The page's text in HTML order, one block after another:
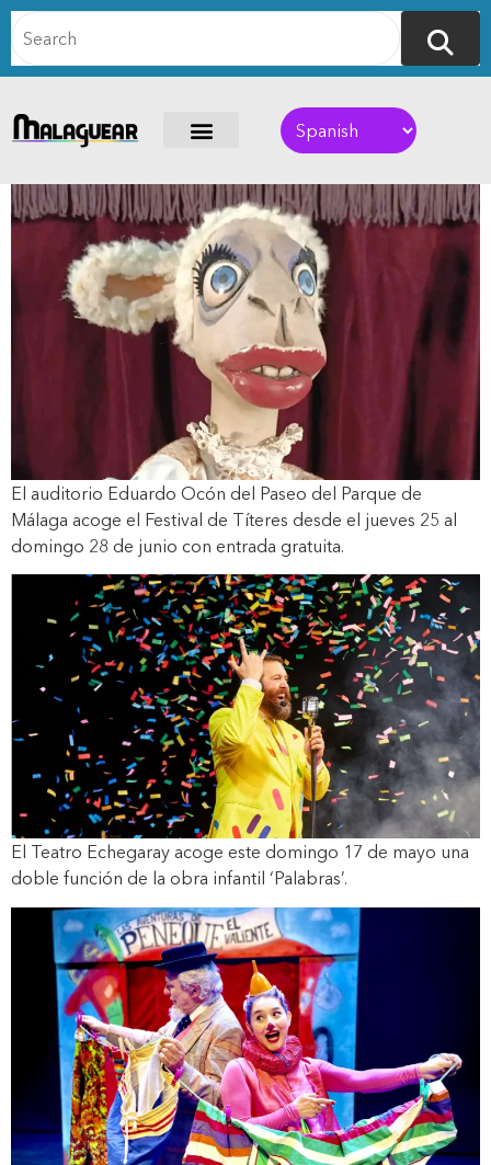
El auditorio Eduardo Ocón del Paseo del Parque de
Málaga acoge el Festival de Títeres desde el jueves 25 al
domingo 28 de junio con entrada gratuita.
El Teatro Echegaray acoge este domingo 17 de mayo una
doble función de la obra infantil ‘Palabras’.